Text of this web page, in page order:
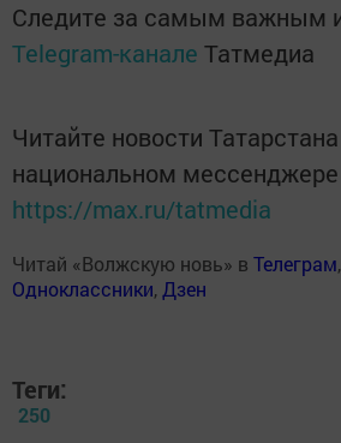
Следите за самым важным
Telegram-канале Татмедиа
Читайте новости
национальном
https://max.ru/tatmedia
Читай «Волжскую новь» в Телеграм,
Одноклассники,Дзен
Теги:
250